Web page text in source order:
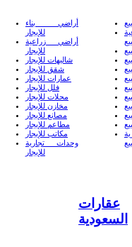
أراضي بناء
للإيجار
أراضي زراعية
للإيجار
شاليهات للإيجار
شقق للإيجار
عمارات للإيجار
فلل للإيجار
محلات للإيجار
مخازن للإيجار
مصانع للإيجار
مطاعم للإيجار
مكاتب للإيجار
وحدات تجارية
للإيجار
عقارات
السعودية